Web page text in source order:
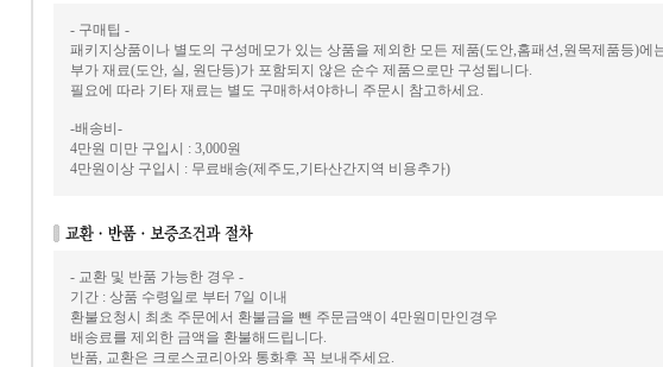
- 구매팁 -
패키지상품이나 별도의 구성메모가 있는 상품을 제외한 모든 제품(도안,홈패션,원목제품등)에
부가 재료(도안, 실, 원단등)가 포함되지 않은 순수 제품으로만 구성됩니다.
필요에 따라 기타 재료는 별도 구매하셔야하니 주문시 참고하세요.
-배송비-
4만원 미만 구입시 : 3,000원
4만원이상 구입시 : 무료배송(제주도,기타산간지역 비용추가)
- 교환 및 반품 가능한 경우 -
기간 : 상품 수령일로 부터 7일 이내
환불요청시 최초 주문에서 환불금을 뺀 주문금액이 4만원미만인경우
배송료를 제외한 금액을 환불해드립니다.
반품, 교환은 크로스코리아와 통화후 꼭 보내주세요.